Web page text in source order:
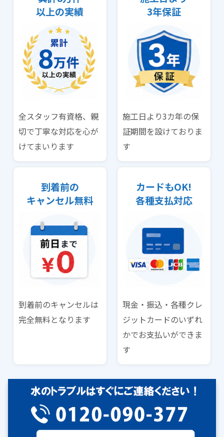
以上の実績
全スタッフ有資格、親
切で丁寧な対応を心が
けてまいります
3年保証
施工日より3カ年の保
証期間を設けておりま
す
到着前の
キャンセル無料
到着前のキャンセルは
完全無料となります
カードもOK!
各種支払対応
現金・振込・各種クレ
ジットカードのいずれ
かでお支払いができま
す